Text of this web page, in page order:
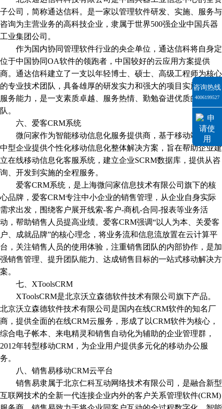
子公司，简称通达信科。是一家以管理软件研发、实施、服务与
咨询为主营业务的高科技企业，隶属于世界500强企业中国兵器
工业集团公司。
作为国内协同管理软件行业的央企单位，通达信科将自身定
位于中国协同OA软件的领跑者，中国较好的云应用方案提供
商。通达信科建立了一支以年轻博士、硕士、高级工程师为核心
的专业技术团队，具备雄厚的研发实力和强大的项目实施级售后
服务能力，是一支素质卓越、服务热情、勤勉奋进优质的科研团
队。
六、爱客CRM系统
微问家作为智能移动信息化服务提供商，基于移动端面向大
中型企业提供个性化移动信息化整体解决方案，旨在帮助企业建
立在线移动信息化客服系统，建立企业SCRM数据库，提供从咨
询、开发到实施的全程服务。
爱客CRM系统，是上海微问家信息技术有限公司旗下的核
心品牌，爱客CRM专注中小企业的销售管理，从企业自身实际
需求出发，围绕客户展开线索-客户-商机-合同-报表等业务活
动，帮助销售人员提高业绩。爱客CRM强调“以人为本、关爱客
户、成就品牌”的核心理念，将业务流和信息流放置在云计算平
台，关注销售人员的使用体验，注重销售团队的内部协作，是加
强销售管理、提升团队能力、达成销售目标的一站式移动解决方
案。
七、XToolsCRM
XToolsCRM是北京沃立森德软件技术有限公司旗下产品。
北京沃立森德软件技术有限公司是国内在线CRM软件的知名厂
商，提供全面的在线CRM云服务，形成了以CRM软件为核心，
综合电子帐本、来电精灵和销售自动化为辅助的企业管理群，
2012年转型移动CRM，为企业用户提供多元化的移动办公服
务。
八、销售易移动CRM云平台
销售易隶属于北京仁科互动网络技术有限公司，是融合新型
互联网技术的全新一代连接企业内外的客户关系管理软件(CRM)
咨询热线
4006199527